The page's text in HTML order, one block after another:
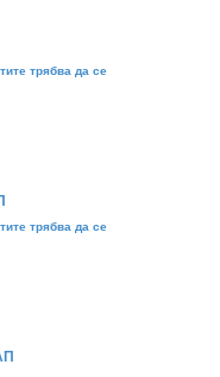
трябва да се
трябва да се